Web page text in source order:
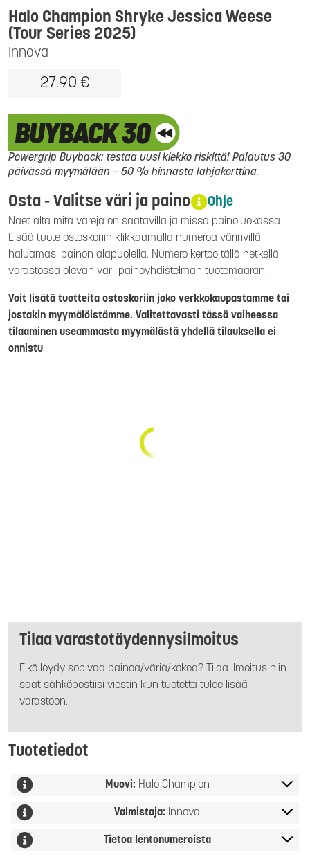
Innova
Halo Champion Shryke Jessica Weese
(Tour Series 2025)
27.90 €
Powergrip Buyback: testaa uusi kiekko riskittä! Palautus 30
päivässä myymälään – 50 % hinnasta lahjakorttina.
Osta - Valitse väri ja paino Ohje
Näet alta mitä värejä on saatavilla ja missä painoluokassa
Lisää tuote ostoskoriin klikkaamalla numeroa väririvillä
haluamasi painon alapuolella. Numero kertoo tällä hetkellä
varastossa olevan väri-painoyhdistelmän tuotemäärän.
Voit lisätä tuotteita ostoskoriin joko verkkokaupastamme tai
jostakin myymälöistämme. Valitettavasti tässä vaiheessa
tilaaminen useammasta myymälästä yhdellä tilauksella ei
onnistu
Tilaa varastotäydennysilmoitus
Eikö löydy sopivaa painoa/väriä/kokoa? Tilaa ilmoitus niin
saat sähköpostiisi viestin kun tuotetta tulee lisää
varastoon.
Tuotetiedot
Muovi: Halo Champion
Valmistaja: Innova
Tietoa lentonumeroista